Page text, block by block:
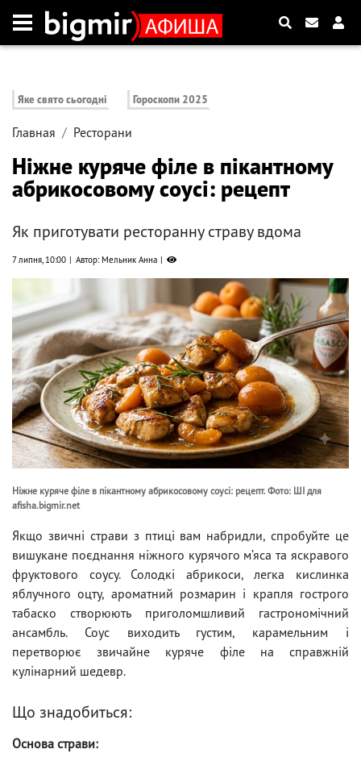
Яке свято сьогодні Гороскопи 2025
Главная Ресторани
Ніжне куряче філе в пікантному
абрикосовому соусі: рецепт
Як приготувати ресторанну страву вдома
7 липня, 10:00 Автор: Мельник Анна
Ніжне куряче філе в пікантному абрикосовому соусі: рецепт. Фото: ШІ для
afisha.bigmir.net
Якщо звичні страви з птиці вам набридли, спробуйте це
вишукане поєднання ніжного курячого м’яса та яскравого
фруктового соусу. Солодкі абрикоси, легка кислинка
яблучного оцту, ароматний розмарин і крапля гострого
табаско створюють приголомшливий гастрономічний
ансамбль. Соус виходить густим, карамельним і
перетворює звичайне куряче філе на справжній
кулінарний шедевр.
Що знадобиться:
Основа страви: